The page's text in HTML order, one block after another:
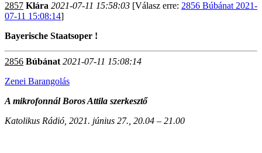
2857 Klára 2021-07-11 15:58:03 [Válasz erre: 2856 Búbánat 2021-
07-11 15:08:14]
Bayerische Staatsoper !
2856 Búbánat 2021-07-11 15:08:14
Zenei Barangolás
A mikrofonnál Boros Attila szerkesztő
Katolikus Rádió, 2021. június 27., 20.04 – 21.00